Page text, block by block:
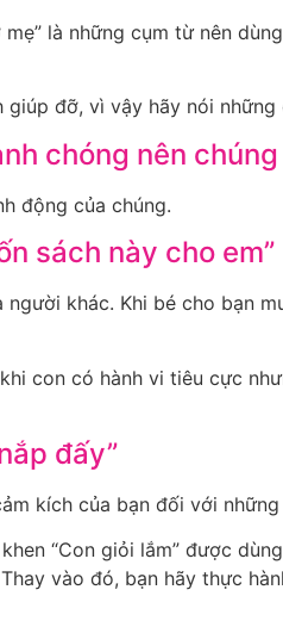
là những cụm từ nên
đỡ, vì vậy hãy nói những
chóng nên
động của chúng.
sách này cho em”
khác. Khi bé cho bạn
con có hành vi tiêu cực
đấy”
kích của bạn đối với
“Con giỏi lắm” được
vào đó, bạn hãy thực